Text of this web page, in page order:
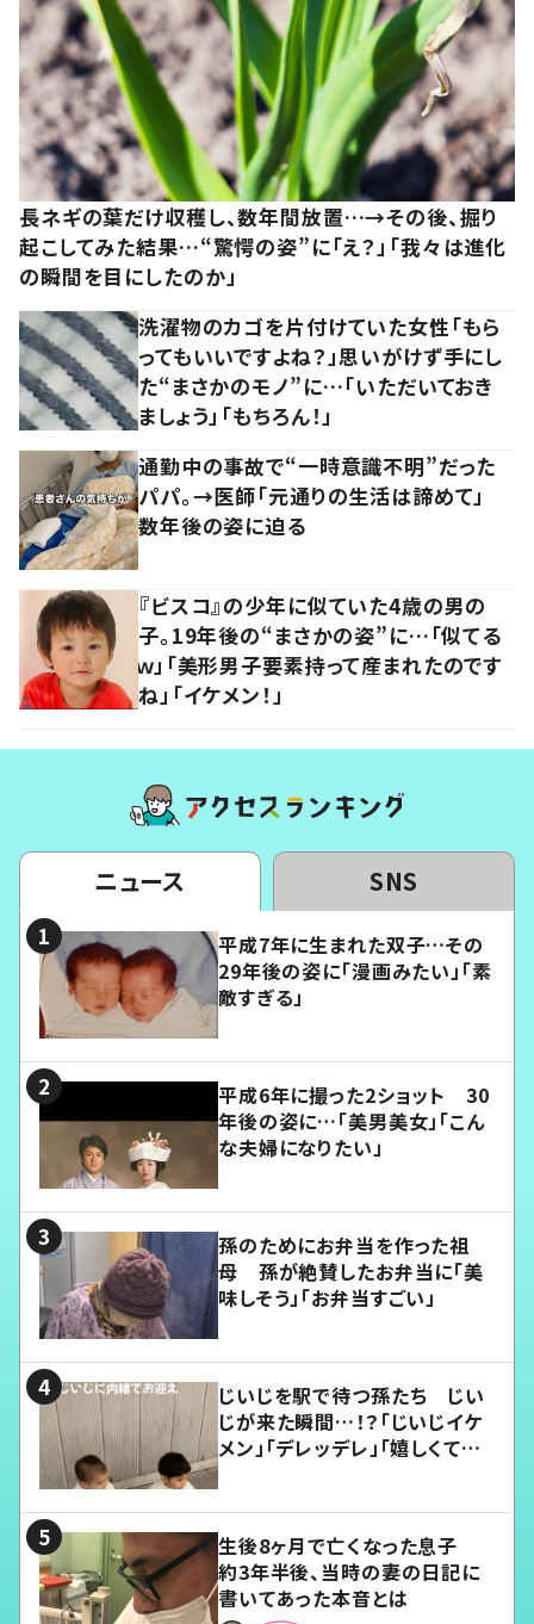
長ネギの葉だけ収穫し、数年間放置…→その後、掘り
起こしてみた結果…“驚愕の姿”に「え？」「我々は進化
の瞬間を目にしたのか」
洗濯物のカゴを片付けていた女性「もら
ってもいいですよね？」思いがけず手にし
た“まさかのモノ”に…「いただいておき
ましょう」「もちろん！」
通勤中の事故で“一時意識不明”だった
パパ。→医師「元通りの生活は諦めて」
数年後の姿に迫る
『ビスコ』の少年に似ていた4歳の男の
子。19年後の“まさかの姿”に…「似てる
ｗ」「美形男子要素持って産まれたのです
ね」「イケメン！」
ニュース SNS
平成7年に生まれた双子…その
29年後の姿に「漫画みたい」「素
敵すぎる」
平成6年に撮った2ショット 30
年後の姿に…「美男美女」「こん
な夫婦になりたい」
孫のためにお弁当を作った祖
母 孫が絶賛したお弁当に「美
味しそう」「お弁当すごい」
じいじを駅で待つ孫たち じい
じが来た瞬間…！？「じいじイケ
メン」「デレッデレ」「嬉しくて可
生後8ヶ月で亡くなった息子
約3年半後、当時の妻の日記に
書いてあった本音とは